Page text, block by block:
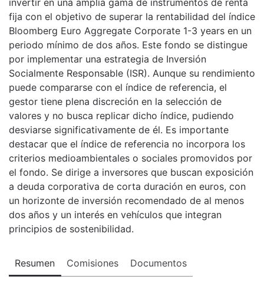
fija con el objetivo de superar la rentabilidad del índice
Bloomberg Euro Aggregate Corporate 1-3 years en un
periodo mínimo de dos años. Este fondo se distingue
por implementar una estrategia de Inversión
Socialmente Responsable (ISR). Aunque su rendimiento
puede compararse con el índice de referencia, el
gestor tiene plena discreción en la selección de
valores y no busca replicar dicho índice, pudiendo
desviarse significativamente de él. Es importante
destacar que el índice de referencia no incorpora los
criterios medioambientales o sociales promovidos por
el fondo. Se dirige a inversores que buscan exposición
a deuda corporativa de corta duración en euros, con
un horizonte de inversión recomendado de al menos
dos años y un interés en vehículos que integran
principios de sostenibilidad.
Resumen Comisiones Documentos